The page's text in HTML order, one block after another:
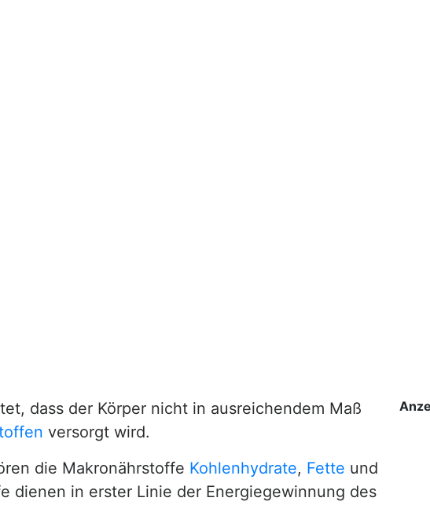
dass der Körper nicht in ausreichendem Maß
versorgt wird.
die Makronährstoffe Kohlenhydrate, Fette und
dienen in erster Linie der Energiegewinnung des